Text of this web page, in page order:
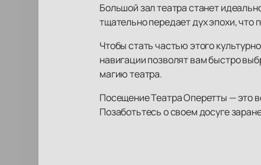
Большой зал театра станет
тщательно передает дух эпохи, что
Чтобы стать частью этого
навигации позволят вам быстро
магию театра.
Посещение Театра Оперетты — это
Позаботьтесь о своем досуге